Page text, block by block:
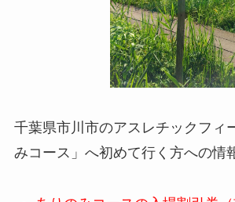
千葉県市川市のアスレチックフィ
みコース」へ初めて行く方への情